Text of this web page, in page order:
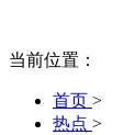
当前位置：
首页 >
热点 >